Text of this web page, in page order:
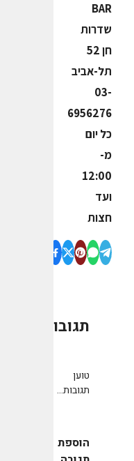
BAR
שדרות
חן 52
תל-אביב
03-
6956276
כל יום
מ-
12:00
ועד
חצות
תגובות
טוען
תגובות...
הוספת